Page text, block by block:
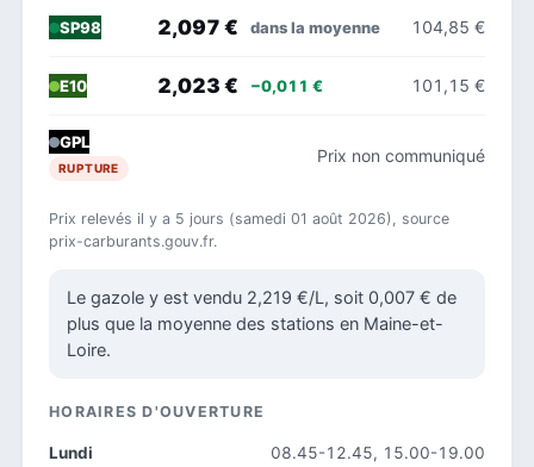
SP98 2,097 € dans la moyenne 104,85 €
E10 2,023 € −0,011 € 101,15 €
GPL
RUPTURE
Prix non communiqué
Prix relevés il y a 5 jours (samedi 01 août 2026), source
prix-carburants.gouv.fr.
Le gazole y est vendu 2,219 €/L, soit 0,007 € de
plus que la moyenne des stations en Maine-et-
Loire.
HORAIRES D'OUVERTURE
Lundi 08.45-12.45, 15.00-19.00